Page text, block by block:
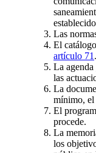
Las
El
artículo 71 .
La
las
La
mínimo, el
El
procede.
La
los